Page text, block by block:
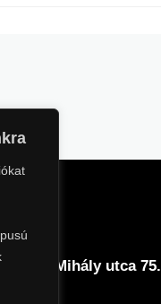
Mihály utca 75.